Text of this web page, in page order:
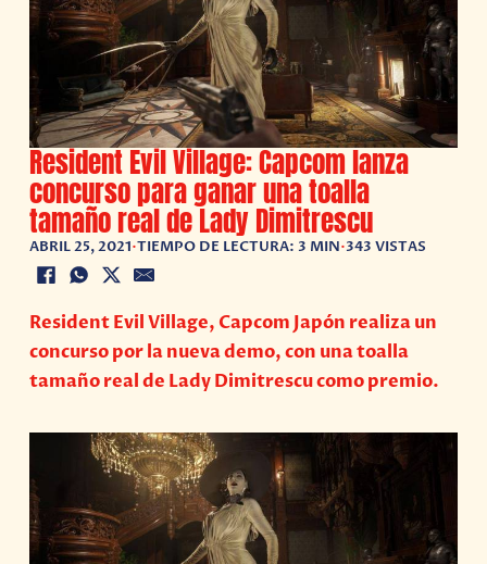
Resident Evil Village: Capcom lanza
concurso para ganar una toalla
tamaño real de Lady Dimitrescu
ABRIL 25, 2021•TIEMPO DE LECTURA: 3 MIN•343 VISTAS
Resident Evil Village, Capcom Japón realiza un
concurso por la nueva demo, con una toalla
tamaño real de Lady Dimitrescu como premio.